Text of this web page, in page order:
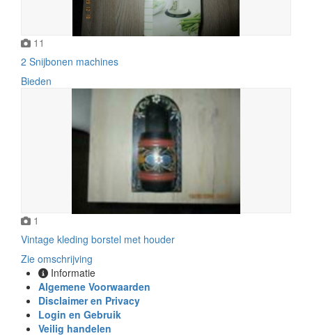
11
2 Snijbonen machines
Bieden
1
Vintage kleding borstel met houder
Zie omschrijving
Informatie
Algemene Voorwaarden
Disclaimer en Privacy
Login en Gebruik
Veilig handelen